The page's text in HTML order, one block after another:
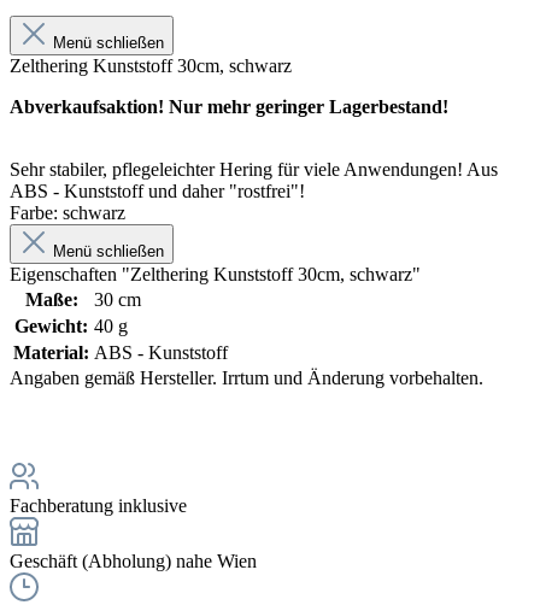
Menü schließen
Zelthering Kunststoff 30cm, schwarz
Abverkaufsaktion! Nur mehr geringer Lagerbestand!
Sehr stabiler, pflegeleichter Hering für viele Anwendungen! Aus
ABS - Kunststoff und daher "rostfrei"!
Farbe: schwarz
Menü schließen
Eigenschaften "Zelthering Kunststoff 30cm, schwarz"
Maße:
30 cm
Gewicht: 40 g
Material: ABS - Kunststoff
Angaben gemäß Hersteller. Irrtum und Änderung vorbehalten.
Fachberatung inklusive
Geschäft (Abholung) nahe Wien